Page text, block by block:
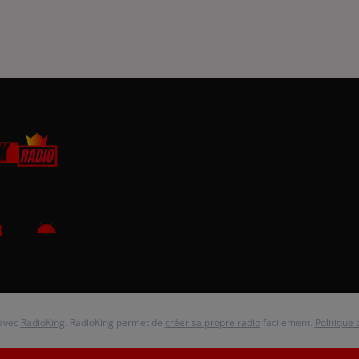
RadioKing. RadioKing permet de créer sa propre radio facilement. Politique